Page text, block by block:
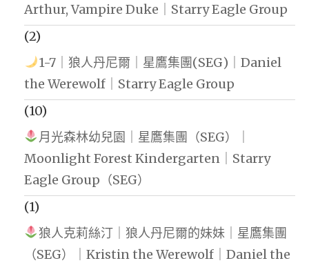
Arthur, Vampire Duke｜Starry Eagle Group
(2)
1-7｜狼人丹尼爾｜星鷹集團(SEG)｜Daniel
the Werewolf｜Starry Eagle Group
(10)
月光森林幼兒園｜星鷹集團（SEG）｜
Moonlight Forest Kindergarten｜Starry
Eagle Group（SEG）
(1)
狼人克莉絲汀｜狼人丹尼爾的妹妹｜星鷹集團
（SEG）｜Kristin the Werewolf｜Daniel the